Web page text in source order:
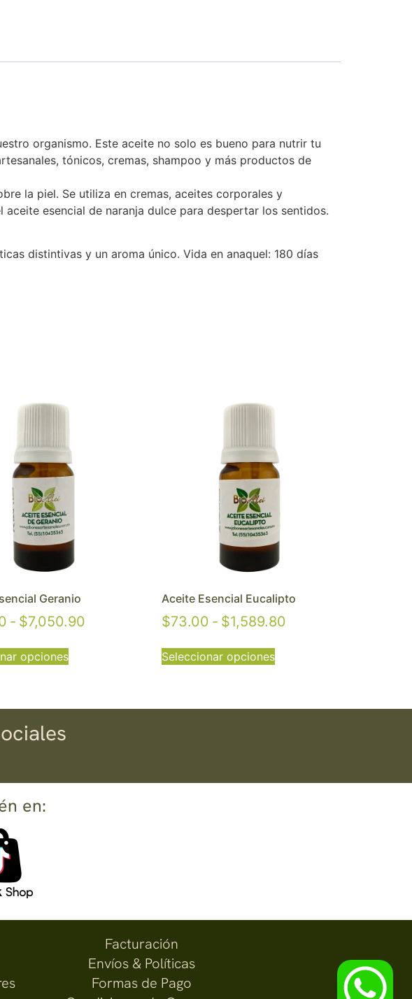
organismo. Este aceite no solo es bueno para nutrir tu
tónicos, cremas, shampoo y más productos de
la piel. Se utiliza en cremas, aceites corporales y
esencial de naranja dulce para despertar los sentidos.
distintivas y un aroma único. Vida en anaquel: 180 días
Geranio
- $7,050.90
opciones
Aceite Esencial Eucalipto
$73.00 - $1,589.80
Seleccionar opciones
en:
Facturación
Envíos & Políticas
Formas de Pago